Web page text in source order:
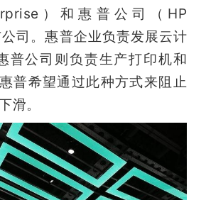
）和惠普公司（HP
司。惠普企业负责发展云计
普公司则负责生产打印机和
普希望通过此种方式来阻止
滑。